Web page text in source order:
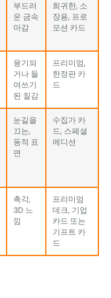
부드러
운 금속
마감
희귀한, 소
장용, 프로
모션 카드
융기되
거나 들
여쓰기
된 질감
프리미엄,
한정판 카
드
눈길을
끄는,
동적 표
면
수집가 카
드, 스페셜
에디션
촉각,
3D 느
낌
프리미엄
데크, 기업
카드 또는
기프트 카
드